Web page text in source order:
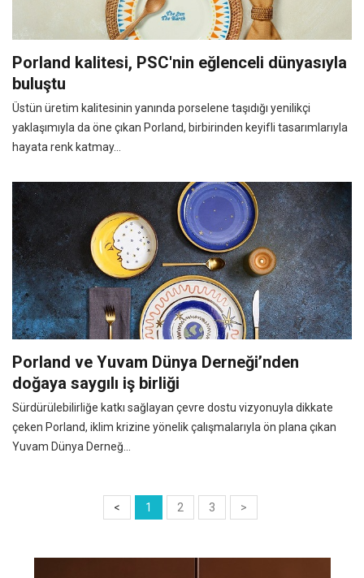
Porland kalitesi, PSC'nin eğlenceli dünyasıyla
buluştu
Üstün üretim kalitesinin yanında porselene taşıdığı yenilikçi
yaklaşımıyla da öne çıkan Porland, birbirinden keyifli tasarımlarıyla
hayata renk katmay...
Porland ve Yuvam Dünya Derneği’nden
doğaya saygılı iş birliği
Sürdürülebilirliğe katkı sağlayan çevre dostu vizyonuyla dikkate
çeken Porland, iklim krizine yönelik çalışmalarıyla ön plana çıkan
Yuvam Dünya Derneğ...
< 1 2 3 >